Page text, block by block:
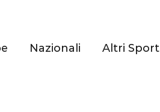
Nazionali Altri Sport